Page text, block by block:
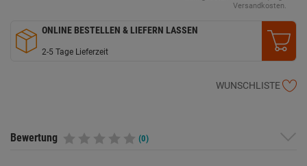
Versandkosten.
ONLINE BESTELLEN & LIEFERN LASSEN
2-5 Tage Lieferzeit
WUNSCHLISTE
Bewertung (0)